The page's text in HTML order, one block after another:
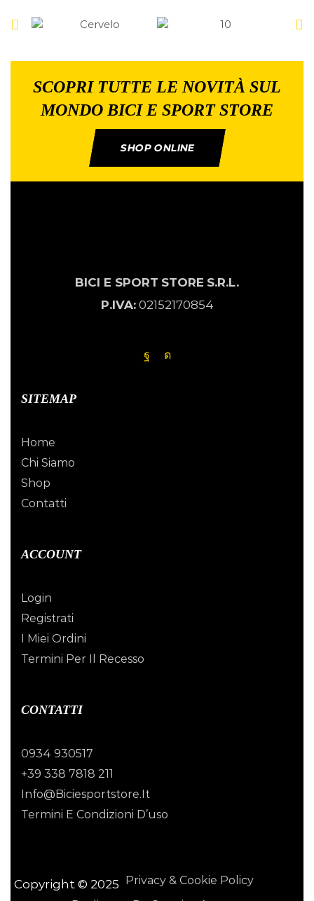
SCOPRI TUTTE LE NOVITÀ SUL
MONDO BICI E SPORT STORE
SHOP ONLINE
BICI E SPORT STORE S.R.L.
P.IVA:02152170854
SITEMAP
Home
Chi Siamo
Shop
Contatti
ACCOUNT
Login
Registrati
I Miei Ordini
Termini Per Il Recesso
CONTATTI
0934 930517
+39 338 7818 211
Info@biciesportstore.it
Termini E Condizioni D’uso
Copyright © 2025
Privacy & Cookie Policy